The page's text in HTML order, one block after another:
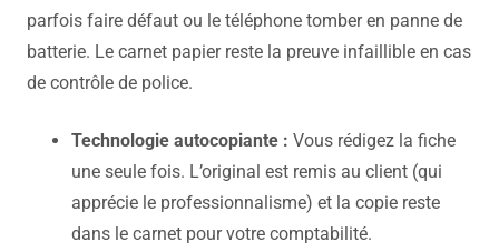
parfois faire défaut ou le téléphone tomber en panne de
batterie. Le carnet papier reste la preuve infaillible en cas
de contrôle de police.
Technologie autocopiante : Vous rédigez la fiche
une seule fois. L’original est remis au client (qui
apprécie le professionnalisme) et la copie reste
dans le carnet pour votre comptabilité.